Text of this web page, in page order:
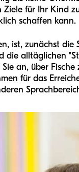
für Ihr Kind
schaffen kann.
ist, zunächst
die alltäglichen
an, über
für das